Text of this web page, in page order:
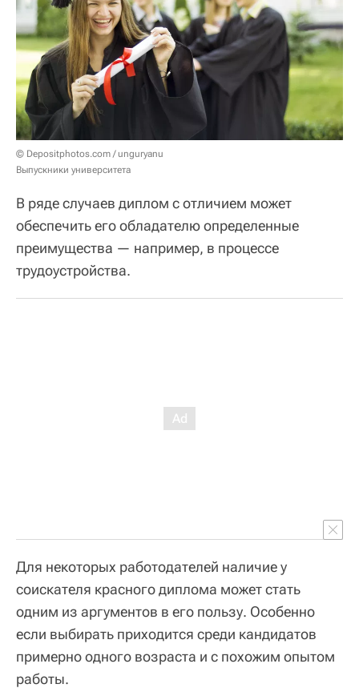
© Depositphotos.com / unguryanu
Выпускники университета
В ряде случаев диплом с отличием может
обеспечить его обладателю определенные
преимущества — например, в процессе
трудоустройства.
Для некоторых работодателей наличие у
соискателя красного диплома может стать
одним из аргументов в его пользу. Особенно
если выбирать приходится среди кандидатов
примерно одного возраста и с похожим опытом
работы.